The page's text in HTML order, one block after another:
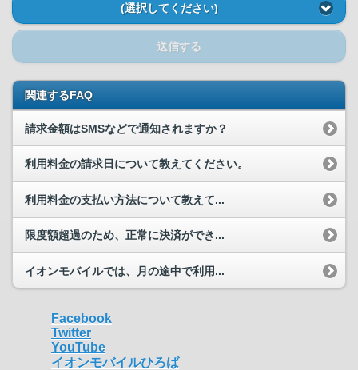
(選択してください)
送信する
関連するFAQ
請求金額はSMSなどで通知されますか？
利用料金の請求日について教えてください。
利用料金の支払い方法について教えて...
限度額超過のため、正常に決済ができ...
イオンモバイルでは、月の途中で利用...
Facebook
Twitter
YouTube
イオンモバイルひろば